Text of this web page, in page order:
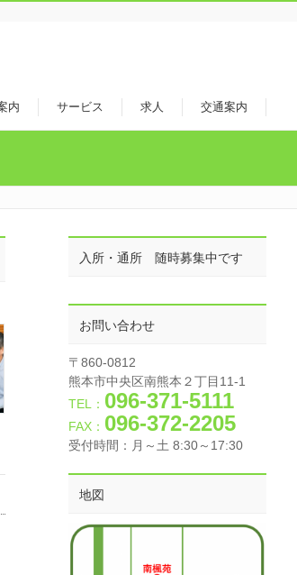
内 サービス 求人 交通案内
入所・通所 随時募集中です
お問い合わせ
〒860-0812
熊本市中央区南熊本２丁目11-1
TEL： 096-371-5111
FAX： 096-372-2205
受付時間：月～土 8:30～17:30
地図